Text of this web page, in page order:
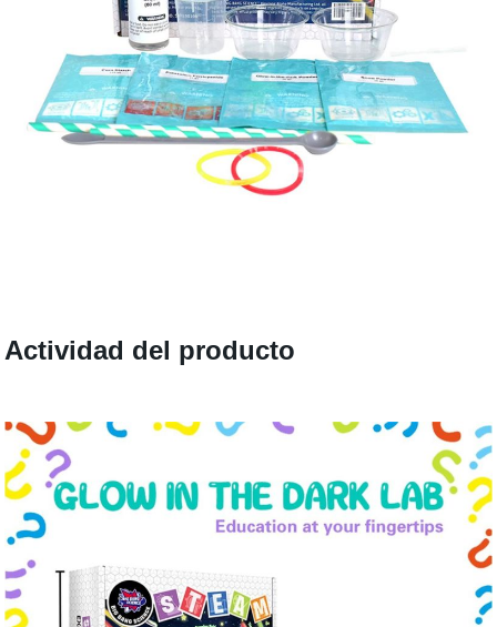
Actividad del producto